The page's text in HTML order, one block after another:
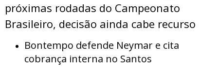
próximas rodadas do Campeonato
Brasileiro, decisão ainda cabe recurso
Bontempo defende Neymar e cita
cobrança interna no Santos